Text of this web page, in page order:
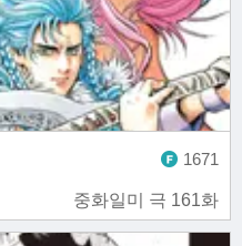
중화일미 극 161화
1671